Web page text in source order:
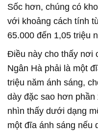
Sốc hơn, chúng có
với khoảng cách tính
65.000 đến 1,05 triệu
Điều này cho thấy nơi
Ngân Hà phải là một
triệu năm ánh sáng,
dày đặc sao hơn
nhìn thấy dưới dạng
một đĩa ánh sáng nếu